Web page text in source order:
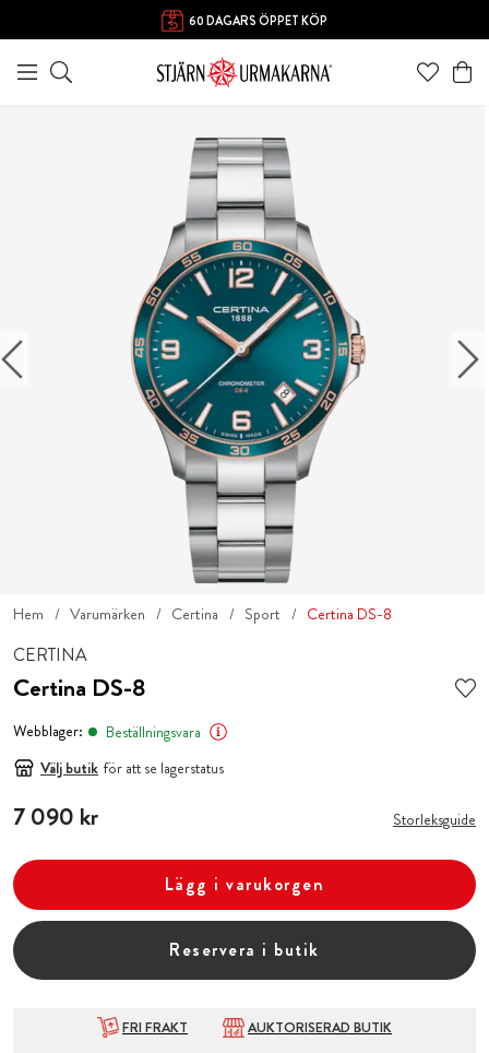
60 DAGARS ÖPPET KÖP
Hem Varumärken Certina Sport Certina DS-8
CERTINA
Certina DS-8
Webblager:
Beställningsvara
Välj butik för att se lagerstatus
Pris:7 090 kr
7 090 kr Storleksguide
Lägg i varukorgen
Reservera i butik
FRI FRAKT
AUKTORISERAD BUTIK